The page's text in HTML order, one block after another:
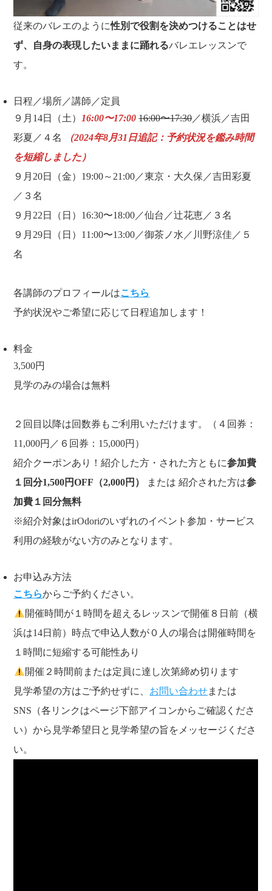
従来のバレエのように性別で役割を決めつけることはせ
ず、自身の表現したいままに踊れるバレエレッスンで
す。
日程／場所／講師／定員
９月14日（土） 16:00〜17:00 16:00〜17:30／横浜／吉田
彩夏／４名
（2024年8月31日追記：予約状況を鑑み時間
を短縮しました）
９月20日（金）19:00～21:00／東京・大久保／吉田彩夏
／３名
９月22日（日）16:30〜18:00／仙台／辻花恵／３名
９月29日（日）11:00〜13:00／御茶ノ水／川野涼佳／５
名
各講師のプロフィールはこちら
予約状況やご希望に応じて日程追加します！
料金
3,500円
見学のみの場合は無料
２回目以降は回数券もご利用いただけます。（４回券：
11,000円／６回券：15,000円）
紹介クーポンあり！紹介した方・された方ともに参加費
１回分1,500円OFF（2,000円）
または 紹介された方は参
加費１回分無料
※紹介対象はirOdoriのいずれのイベント参加・サービス
利用の経験がない方のみとなります。
お申込み方法
こちらからご予約ください。
開催時間が１時間を超えるレッスンで開催８日前（横
浜は14日前）時点で申込人数が０人の場合は開催時間を
１時間に短縮する可能性あり
開催２時間前または定員に達し次第締め切ります
見学希望の方はご予約せずに、 お問い合わせまたは
SNS（各リンクはページ下部アイコンからご確認くださ
い）から見学希望日と見学希望の旨をメッセージくださ
い。